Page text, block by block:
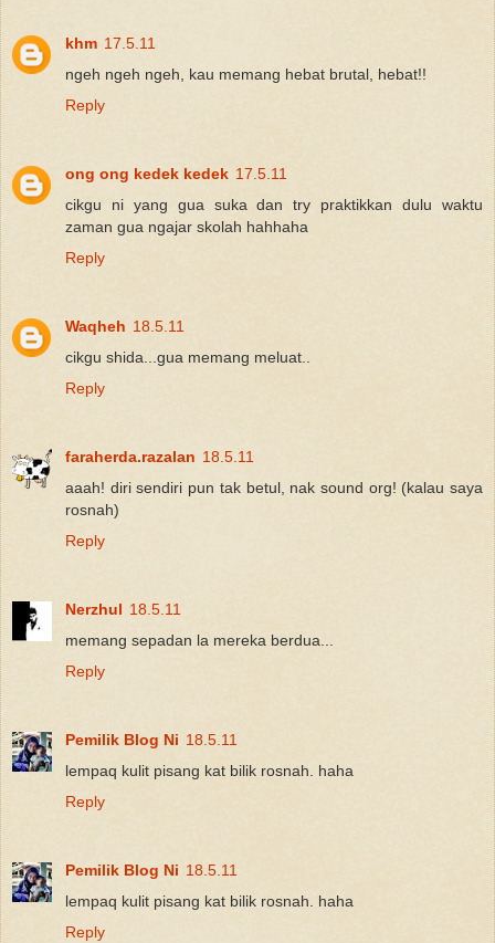
khm 17.5.11
ngeh ngeh ngeh, kau memang hebat brutal, hebat!!
Reply
ong ong kedek kedek 17.5.11
cikgu ni yang gua suka dan try praktikkan dulu waktu
zaman gua ngajar skolah hahhaha
Reply
Waqheh 18.5.11
cikgu shida...gua memang meluat..
Reply
faraherda.razalan 18.5.11
aaah! diri sendiri pun tak betul, nak sound org! (kalau saya
rosnah)
Reply
Nerzhul 18.5.11
memang sepadan la mereka berdua...
Reply
Pemilik Blog Ni 18.5.11
lempaq kulit pisang kat bilik rosnah. haha
Reply
Pemilik Blog Ni 18.5.11
lempaq kulit pisang kat bilik rosnah. haha
Reply